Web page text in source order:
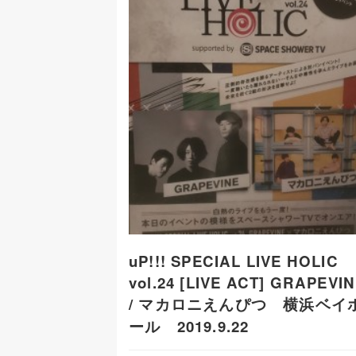
uP!!! SPECIAL LIVE HOLIC
vol.24 [LIVE ACT]
/ マカロニえんぴつ 横浜ベイ
ール 2019.9.22